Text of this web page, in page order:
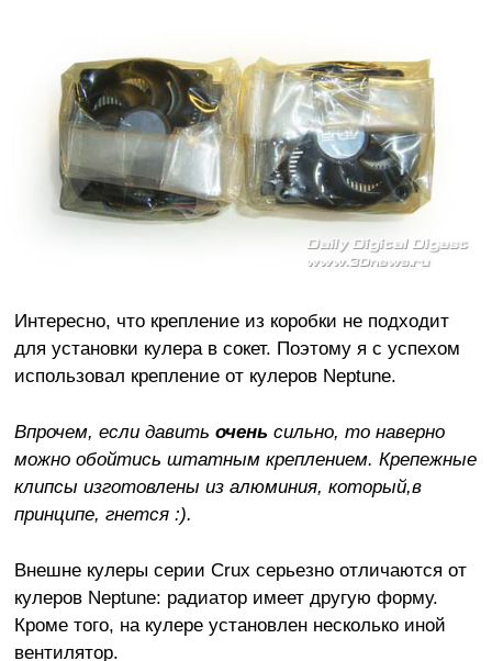
Интересно, что крепление из коробки не подходит
для установки кулера в сокет. Поэтому я с успехом
использовал крепление от кулеров Neptune.
Впрочем, если давить очень сильно, то наверно
можно обойтись штатным креплением. Крепежные
клипсы изготовлены из алюминия, который,в
принципе, гнется :).
Внешне кулеры серии Crux серьезно отличаются от
кулеров Neptune: радиатор имеет другую форму.
Кроме того, на кулере установлен несколько иной
вентилятор.